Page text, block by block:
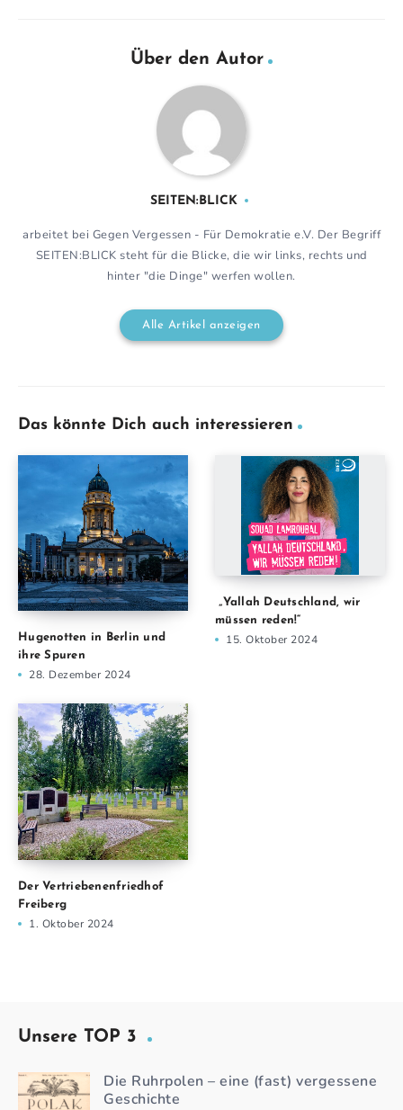
Über den Autor
SEITEN:BLICK
arbeitet bei Gegen Vergessen - Für Demokratie e.V. Der Begriff
SEITEN:BLICK steht für die Blicke, die wir links, rechts und
hinter "die Dinge" werfen wollen.
Alle Artikel anzeigen
Das könnte Dich auch interessieren
Hugenotten in Berlin und
ihre Spuren
28. Dezember 2024
„Yallah Deutschland, wir
müssen reden!“
15. Oktober 2024
Der Vertriebenenfriedhof
Freiberg
1. Oktober 2024
Unsere TOP 3
Die Ruhrpolen – eine (fast) vergessene
Geschichte